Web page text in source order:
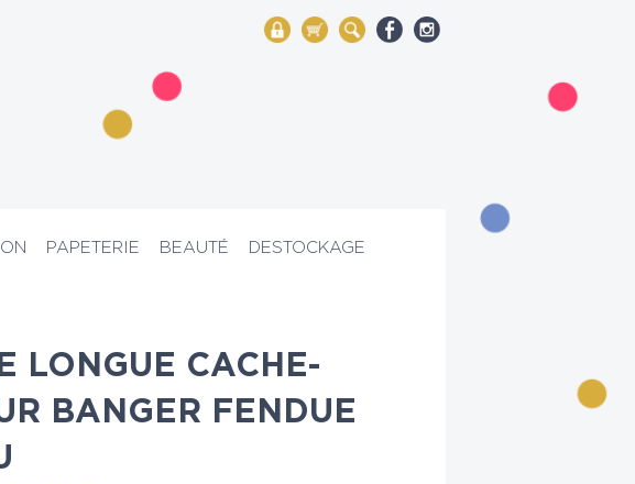
My Account
Mon panier
Rechercher
PAPETERIE BEAUTÉ DESTOCKAGE
LONGUE CACHE-
BANGER FENDUE